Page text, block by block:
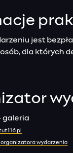
jest
dla których
galeria
wydarzenia